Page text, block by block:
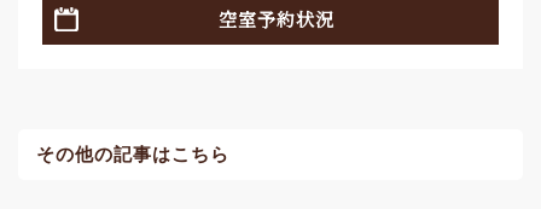
空室予約状況
その他の記事はこちら